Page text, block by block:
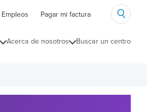
Empleos Pagar mi factura
Acerca de nosotros Buscar un centro